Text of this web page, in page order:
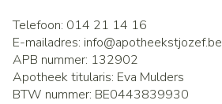
Telefoon: 014 21 14 16
E-mailadres: info@apotheekstjozef.be
APB nummer: 132902
Apotheek titularis: Eva Mulders
BTW nummer: BE0443839930